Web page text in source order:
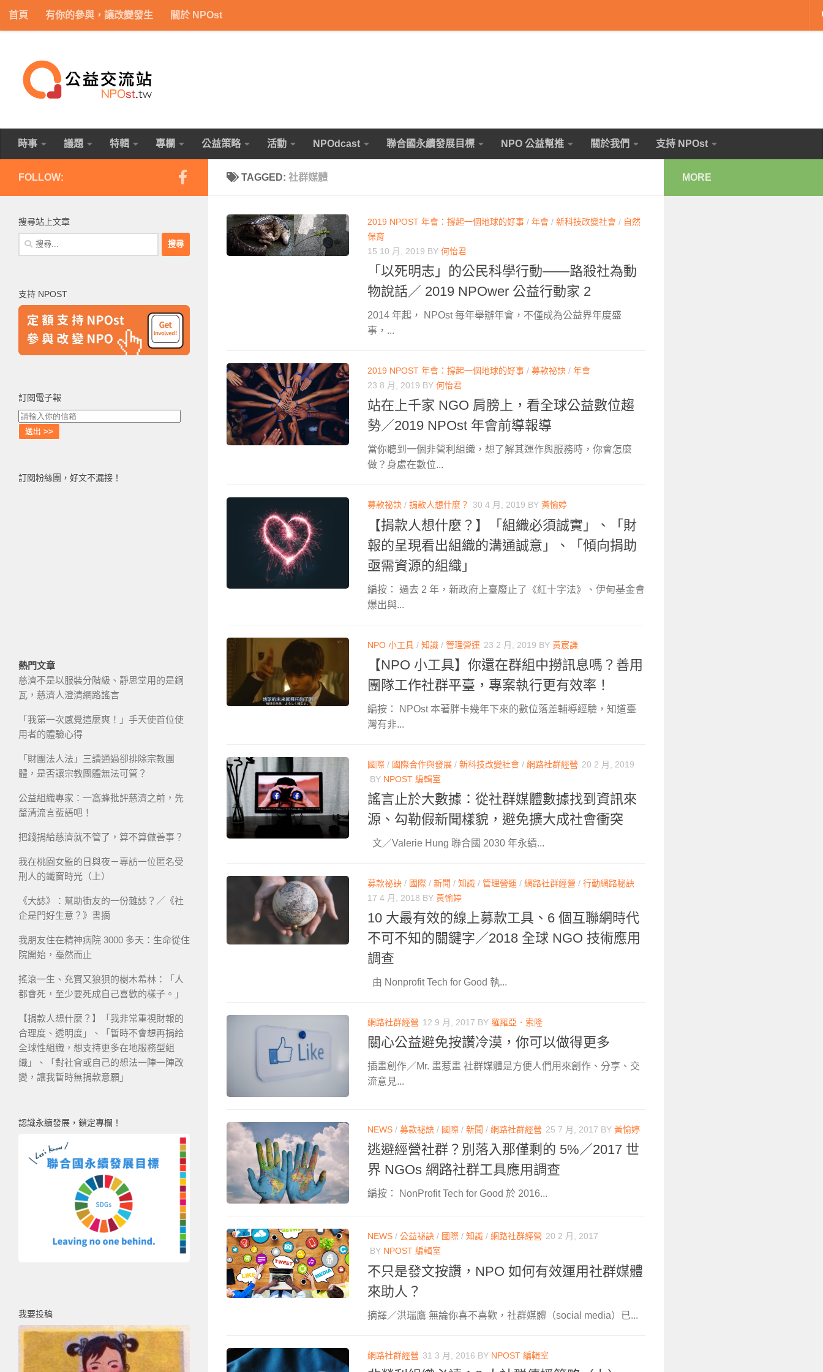
Skip to content
首頁 有你的參與，讓改變發生 關於 NPOst
時事 議題 特輯 專欄 公益策略 活動 NPOdcast 聯合國永續發展目標 NPO 公益幫推 關於我們 支持 NPOst
TAGGED: 社群媒體
2019 NPOST 年會：撐起一個地球的好事 / 年會 / 新科技改變社會 / 自然
保育
15 10 月, 2019 BY 何怡君
「以死明志」的公民科學行動——路殺社為動
物說話／ 2019 NPOwer 公益行動家 2
2014 年起， NPOst 每年舉辦年會，不僅成為公益界年度盛
事，...
2019 NPOST 年會：撐起一個地球的好事 / 募款祕訣 / 年會
23 8 月, 2019 BY 何怡君
站在上千家 NGO 肩膀上，看全球公益數位趨
勢／2019 NPOst 年會前導報導
當你聽到一個非營利組織，想了解其運作與服務時，你會怎麼
做？身處在數位...
募款祕訣 / 捐款人想什麼？ 30 4 月, 2019 BY 黃愉婷
【捐款人想什麼？】「組織必須誠實」、「財
報的呈現看出組織的溝通誠意」、「傾向捐助
亟需資源的組織」
編按： 過去 2 年，新政府上臺廢止了《紅十字法》、伊甸基金會
爆出與...
NPO 小工具 / 知識 / 管理營運 23 2 月, 2019 BY 黃宸謙
【NPO 小工具】你還在群組中撈訊息嗎？善用
團隊工作社群平臺，專案執行更有效率！
編按： NPOst 本著胖卡幾年下來的數位落差輔導經驗，知道臺
灣有非...
國際 / 國際合作與發展 / 新科技改變社會 / 網路社群經營 20 2 月, 2019
BY NPOST 編輯室
謠言止於大數據：從社群媒體數據找到資訊來
源、勾勒假新聞樣貌，避免擴大成社會衝突
文／Valerie Hung 聯合國 2030 年永續...
募款祕訣 / 國際 / 新聞 / 知識 / 管理營運 / 網路社群經營 / 行動網路秘訣
17 4 月, 2018 BY 黃愉婷
10 大最有效的線上募款工具、6 個互聯網時代
不可不知的關鍵字／2018 全球 NGO 技術應用
調查
由 Nonprofit Tech for Good 執...
網路社群經營 12 9 月, 2017 BY 羅羅亞．索隆
關心公益避免按讚冷漠，你可以做得更多
插畫創作／Mr. 畫惹畫 社群媒體是方便人們用來創作、分享、交
流意見...
NEWS / 募款祕訣 / 國際 / 新聞 / 網路社群經營 25 7 月, 2017 BY 黃愉婷
逃避經營社群？別落入那僅剩的 5%／2017 世
界 NGOs 網路社群工具應用調查
編按： NonProfit Tech for Good 於 2016...
NEWS / 公益祕訣 / 國際 / 知識 / 網路社群經營 20 2 月, 2017
BY NPOST 編輯室
不只是發文按讚，NPO 如何有效運用社群媒體
來助人？
摘譯／洪瑞鷹 無論你喜不喜歡，社群媒體（social media）已...
網路社群經營 31 3 月, 2016 BY NPOST 編輯室
FOLLOW:
搜尋站上文章
搜
尋
字:
支持 NPOST
訂閱電子報
訂閱粉絲團，好文不漏接！
熱門文章
慈濟不是以服裝分階級、靜思堂用的是銅
瓦，慈濟人澄清網路謠言
「我第一次感覺這麼爽！」手天使首位使
用者的體驗心得
「財團法人法」三讀通過卻排除宗教團
體，是否讓宗教團體無法可管？
公益組織專家：一窩蜂批評慈濟之前，先
釐清流言蜚語吧！
把錢捐給慈濟就不管了，算不算做善事？
我在桃園女監的日與夜－專訪一位匿名受
刑人的鐵窗時光（上）
《大誌》：幫助街友的一份雜誌？／《社
企是門好生意？》書摘
我朋友住在精神病院 3000 多天：生命從住
院開始，戞然而止
搖滾一生、充實又狼狽的樹木希林：「人
都會死，至少要死成自己喜歡的樣子。」
【捐款人想什麼？】「我非常重視財報的
合理度、透明度」、「暫時不會想再捐給
全球性組織，想支持更多在地服務型組
織」、「對社會或自己的想法一陣一陣改
變，讓我暫時無捐款意願」
認識永續發展，鎖定專欄！
我要投稿
MORE